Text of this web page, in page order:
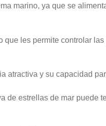
marino, ya que se
les permite controlar
atractiva y su capacidad
de estrellas de mar puede